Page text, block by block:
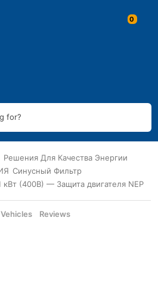
for?
Решения Для Качества Энергии
Синусный Фильтр
(400В) — Защита двигателя NEP
Vehicles Reviews